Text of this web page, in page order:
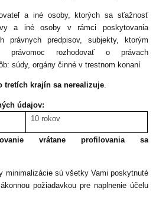
a iné osoby, ktorých sa sťažnosť
a iné osoby v rámci poskytovania
právnych predpisov, subjekty, ktorým
právomoc rozhodovať o právach
súdy, orgány činné v trestnom konaní
tretích krajín sa nerealizuje
údajov:
10 rokov
vrátane profilovania sa
minimalizácie sú všetky Vami poskytnuté
požiadavkou pre naplnenie účelu